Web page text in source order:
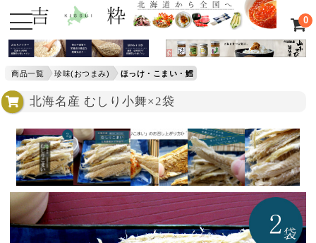
0
商品一覧 珍味(おつまみ) ほっけ・こまい・鱈
北海名産 むしり小舞×2袋